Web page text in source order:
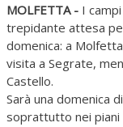
MOLFETTA - I
trepidante attesa
domenica: a
visita a Segrate,
Castello.
Sarà una domenica
soprattutto nei piani